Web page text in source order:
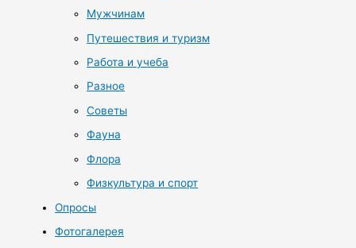
Мужчинам
Путешествия и туризм
Работа и учеба
Разное
Советы
Фауна
Флора
Физкультура и спорт
Опросы
Фотогалерея